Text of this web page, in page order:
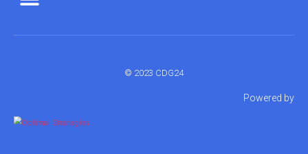
© 2023 CDG24
Powered by